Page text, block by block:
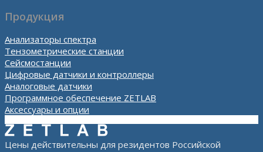
Продукция
Анализаторы спектра
Тензометрические станции
Сейсмостанции
Цифровые датчики и контроллеры
Аналоговые датчики
Программное обеспечение ZETLAB
Аксессуары и опции
Цены действительны для резидентов Российской